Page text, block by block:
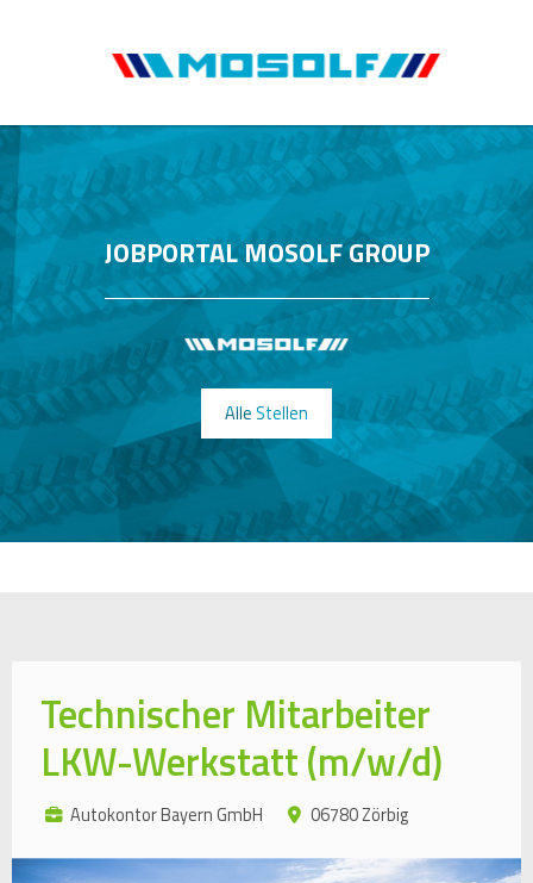
JOBPORTAL MOSOLF GROUP
Alle Stellen
Technischer Mitarbeiter
LKW-Werkstatt (m/w/d)
Autokontor Bayern GmbH 06780 Zörbig